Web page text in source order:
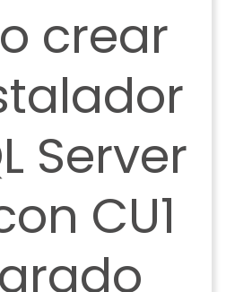
crear
Server
CU1